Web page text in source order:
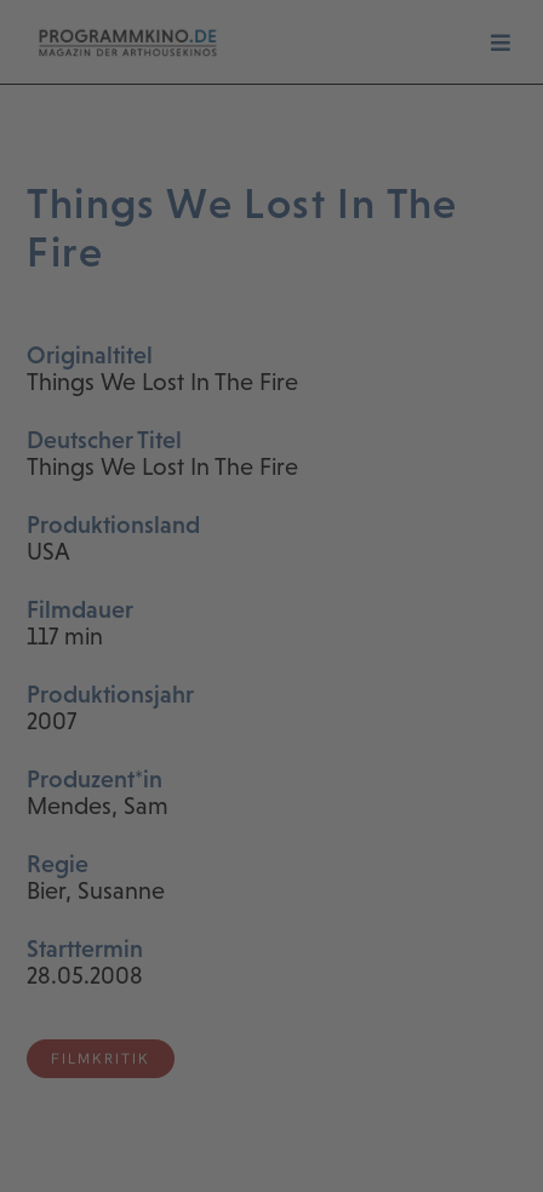
Things We Lost In The
Fire
Originaltitel
Things We Lost In The Fire
Deutscher Titel
Things We Lost In The Fire
Produktionsland
USA
Filmdauer
117 min
Produktionsjahr
2007
Produzent*in
Mendes, Sam
Regie
Bier, Susanne
Starttermin
28.05.2008
FILMKRITIK